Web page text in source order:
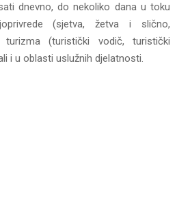
dnevno, do nekoliko dana u toku
(sjetva, žetva i slično,
turizma (turistički vodič, turistički
i u oblasti uslužnih djelatnosti.